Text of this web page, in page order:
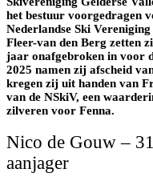
het bestuur voorgedragen
Nederlandse Ski
Fleer-van den Berg zetten
jaar onafgebroken in voor
2025 namen zij afscheid
kregen zij uit handen van
van de NSkiV, een
zilveren voor Fenna.
Nico de Gouw –
aanjager